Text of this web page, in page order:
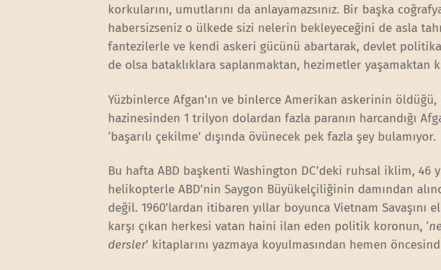
korkularını, umutlarını da anlayamazsınız. Bir başka
habersizseniz o ülkede sizi nelerin bekleyeceğini de asla
fantezilerle ve kendi askeri gücünü abartarak, devlet
de olsa bataklıklara saplanmaktan, hezimetler yaşamaktan
Yüzbinlerce Afgan’ın ve binlerce Amerikan askerinin
hazinesinden 1 trilyon dolardan fazla paranın harcandığı
‘başarılı çekilme’ dışında övünecek pek fazla şey bulamıyor.
Bu hafta ABD başkenti Washington DC’deki ruhsal iklim, 46
helikopterle ABD’nin Saygon Büyükelçiliğinin damından
değil. 1960’lardan itibaren yıllar boyunca Vietnam Savaşını
karşı çıkan herkesi vatan haini ilan eden politik koronun, ‘
dersler’ kitaplarını yazmaya koyulmasından hemen